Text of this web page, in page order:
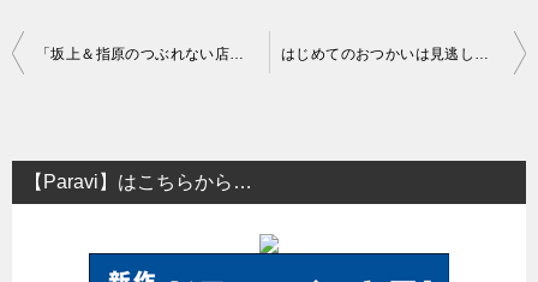
投
ビ
ゲ
【Paravi】はこちらから…